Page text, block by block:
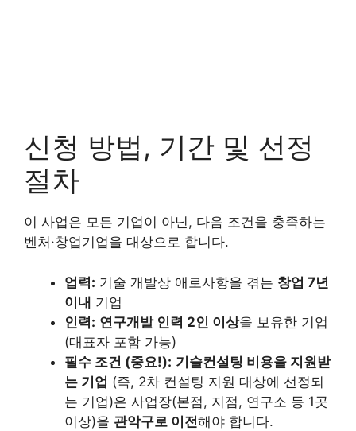
신청 방법, 기간 및 선정
절차
이 사업은 모든 기업이 아닌, 다음 조건을 충족하는
벤처·창업기업을 대상으로 합니다.
업력: 기술 개발상 애로사항을 겪는 창업 7년
이내 기업
인력: 연구개발 인력 2인 이상을 보유한 기업
(대표자 포함 가능)
필수 조건 (중요!): 기술컨설팅 비용을 지원받
는 기업 (즉, 2차 컨설팅 지원 대상에 선정되
는 기업)은 사업장(본점, 지점, 연구소 등 1곳
이상)을 관악구로 이전해야 합니다.